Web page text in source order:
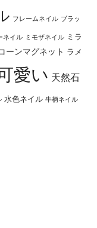
フレームネイル ブラッ
ネイル ミモザネイル ミラ
ーンマグネット ラメ
愛い 天然石
水色ネイル 牛柄ネイル